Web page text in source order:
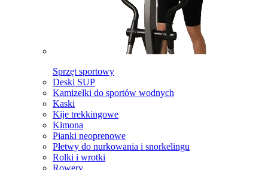
Sprzęt sportowy
Deski SUP
Kamizelki do sportów wodnych
Kaski
Kije trekkingowe
Kimona
Pianki neoprenowe
Płetwy do nurkowania i snorkelingu
Rolki i wrotki
Rowery